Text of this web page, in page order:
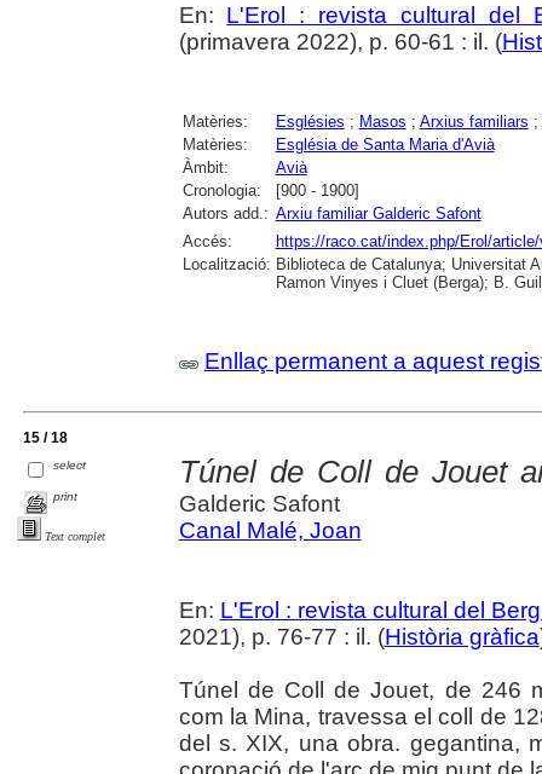
En: L'Erol : revista cultural del
(primavera 2022), p. 60-61 : il. (
Matèries: Esglésies ; Masos ; Arxius familiars ;
Matèries:
Església de Santa Maria d'Avià
Àmbit:
Avià
Cronologia:
[900 - 1900]
Autors add.: Arxiu familiar Galderic Safont
Accés:
https://raco.cat/index.php/Erol/article/
Localització: Biblioteca de Catalunya; Universitat
Ramon Vinyes i Cluet (Berga); B.
Enllaç permanent a aquest
15 / 18
select
print
Text complet
Túnel de Coll de Jouet
Galderic Safont
Canal Malé, Joan
En: L'Erol : revista cultural del
2021), p. 76-77 : il. (Història gràfica
Túnel de Coll de Jouet, de 246
com la Mina, travessa el coll de
del s. XIX, una obra. gegantina,